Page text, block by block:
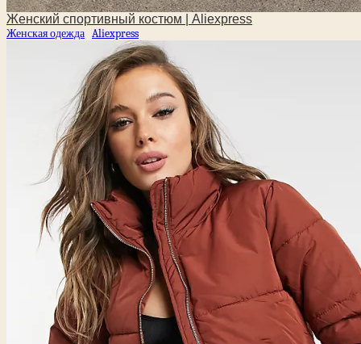
Женский спортивный костюм | Aliexpress
Женская одежда Aliexpress